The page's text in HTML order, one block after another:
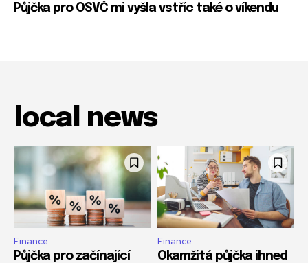
Půjčka pro OSVČ mi vyšla vstříc také o víkendu
local news
Finance
Půjčka pro začínající
Finance
Okamžitá půjčka ihned